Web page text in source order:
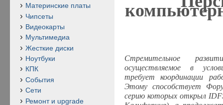
Стремительное
осуществляемое в
требует координации
Этому способствует
серию которых открыл IDF
Материнские платы
Чипсеты
Видеокарты
Мультимедиа
Жесткие диски
Ноутбуки
КПК
События
Сети
Ремонт и upgrade